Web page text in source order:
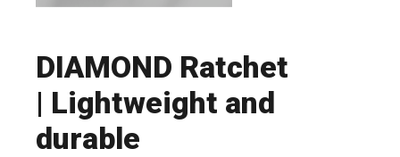
DIAMOND Ratchet
| Lightweight and
durable